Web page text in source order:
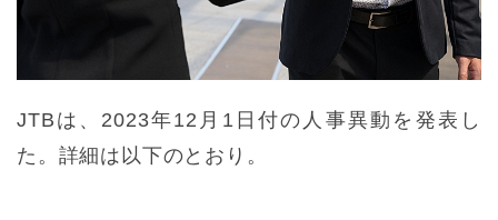
JTBは、2023年12月1日付の人事異動を発表し
た。詳細は以下のとおり。